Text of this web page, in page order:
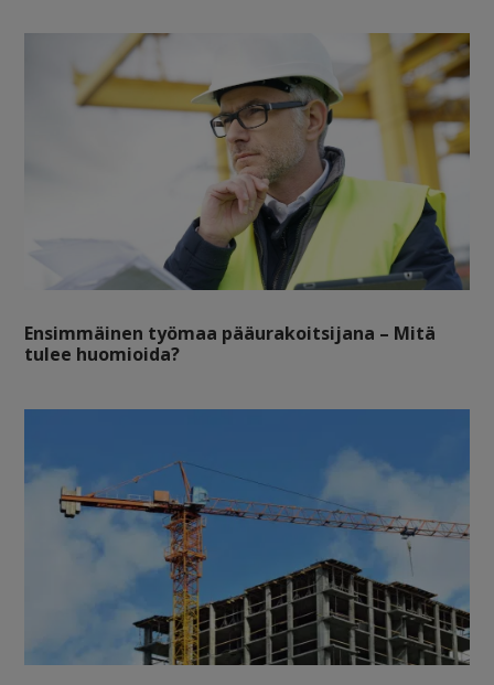
Ensimmäinen työmaa pääurakoitsijana – Mitä
tulee huomioida?